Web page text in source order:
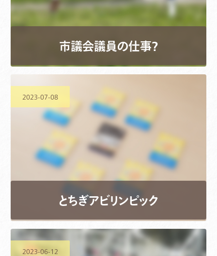
市議会議員の仕事？
とちぎアビリンピック
2023-07-08
2023-06-12